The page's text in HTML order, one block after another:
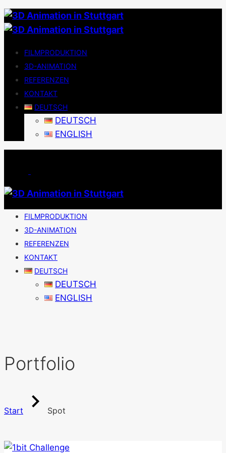
FILMPRODUKTION
3D-ANIMATION
REFERENZEN
KONTAKT
DEUTSCH
DEUTSCH
ENGLISH
FILMPRODUKTION
3D-ANIMATION
REFERENZEN
KONTAKT
DEUTSCH
DEUTSCH
ENGLISH
Portfolio
Start Spot